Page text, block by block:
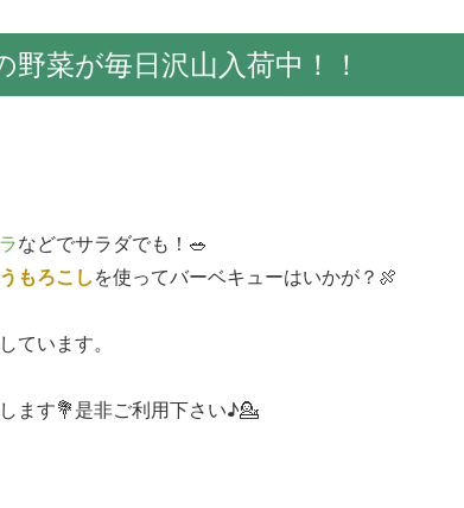
野菜が毎日沢山入荷中！！
などでサラダでも！🥗
もろこしを使ってバーベキューはいかが？🍖
ています。
ます💐是非ご利用下さい♪💁